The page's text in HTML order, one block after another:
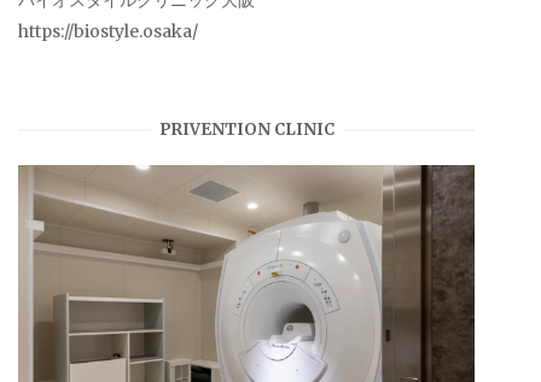
https://biostyle.osaka/
PRIVENTION CLINIC